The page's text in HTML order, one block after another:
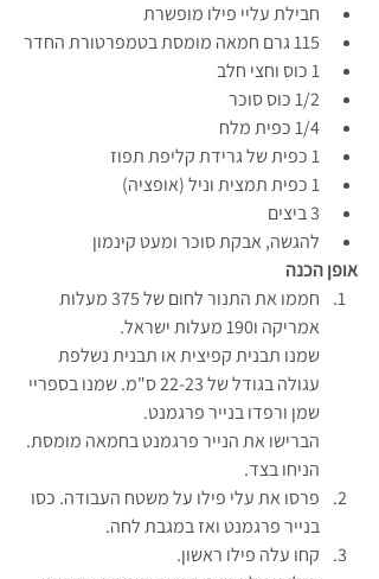
חבילת עליי פילו מופשרת
115 גרם חמאה מומסת בטמפרטורת החדר
1 כוס וחצי חלב
1/2 כוס סוכר
1/4 כפית מלח
1 כפית של גרידת קליפת תפוז
1 כפית תמצית וניל (אופציה)
3 ביצים
להגשה, אבקת סוכר ומעט קינמון
אופן הכנה
חממו את התנור לחום של 375 מעלות
אמריקה ו190 מעלות ישראל.
שמנו תבנית קפיצית או תבנית נשלפת
עגולה בגודל של 22-23 ס"מ. שמנו בספריי
שמן ורפדו בנייר פרגמנט.
הברישו את הנייר פרגמנט בחמאה מומסת.
הניחו בצד.
פרסו את עלי פילו על משטח העבודה. כסו
בנייר פרגמנט ואז במגבת לחה.
קחו עלה פילו ראשון.